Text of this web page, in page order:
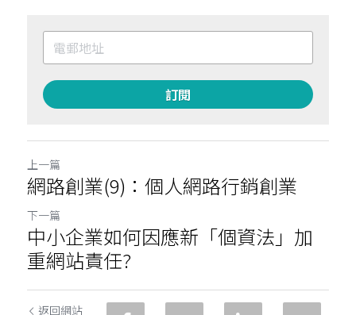
訂閱
上一篇
網路創業(9)：個人網路行銷創業
下一篇
中小企業如何因應新「個資法」加
重網站責任?
返回網站